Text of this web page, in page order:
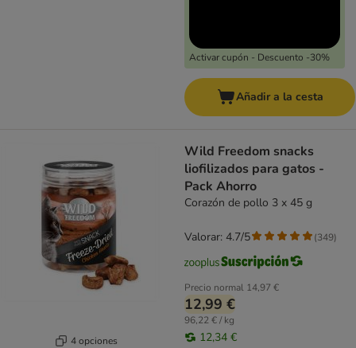
Activar cupón - Descuento -30%
Añadir a la cesta
4 opciones
Wild Freedom snacks
liofilizados para gatos -
Pack Ahorro
Corazón de pollo 3 x 45 g
Precio normal 14,97 €
12,99 €
96,22 € / kg
12,34 €
Valorar: 4.7/5 (349)